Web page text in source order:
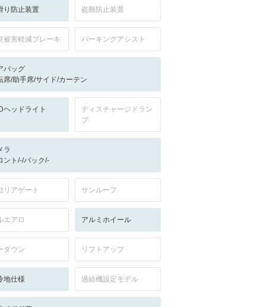
り防止装置 盗難防止装置
被害軽減ブレーキ パーキングアシスト
バッグ
席/助手席/サイド/カーテン
ヘッドライト
ディスチャージドラン
プ
ラ
ント/-/バック/-
リアゲート サンルーフ
エアロ アルミホイール
ダウン リフトアップ
地仕様 過給機設定モデル